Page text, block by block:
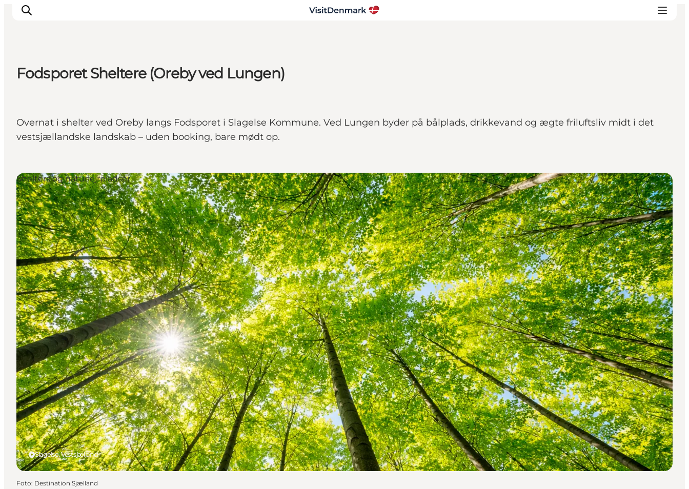
Oplevelser
Overnatning
Planlæg ferien
Fodsporet Sheltere (Oreby ved Lungen)
Overnat i shelter ved Oreby langs Fodsporet i Slagelse Kommune. Ved Lungen byder på bålplads, drikkevand og ægte friluftsliv midt i det
vestsjællandske landskab – uden booking, bare mødt op.
Slagelse, Vestsjælland
Shelters og naturlejrpladser
Foto: Destination Sjælland